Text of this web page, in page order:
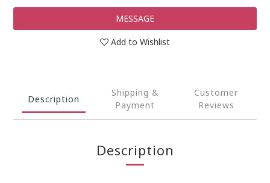
MESSAGE
Add to Wishlist
Description
Shipping &
Payment
Customer
Reviews
Description